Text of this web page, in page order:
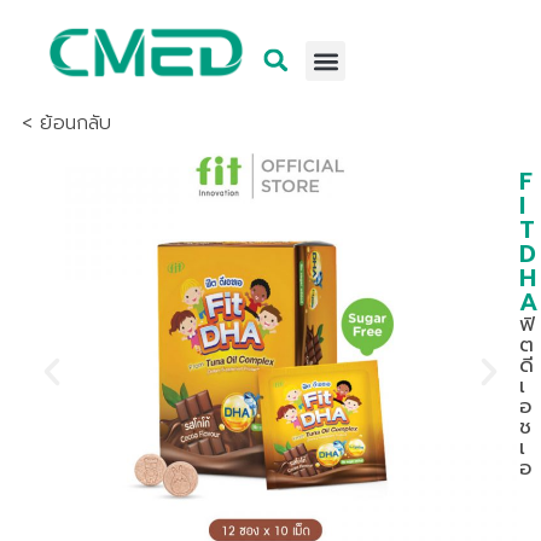
< ย้อนกลับ
F
I
T
D
H
A
ฟิ
ต
ดี
เ
อ
ช
เ
อ